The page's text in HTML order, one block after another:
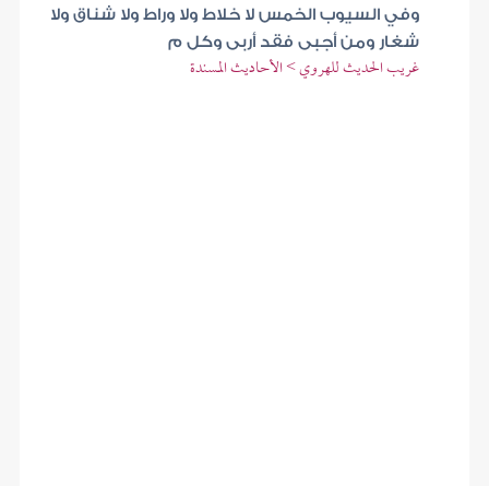
وفي السيوب الخمس لا خلاط ولا وراط ولا شناق ولا
شغار ومن أجبى فقد أربى وكل م
غريب الحديث للهروي > الأحاديث المسندة